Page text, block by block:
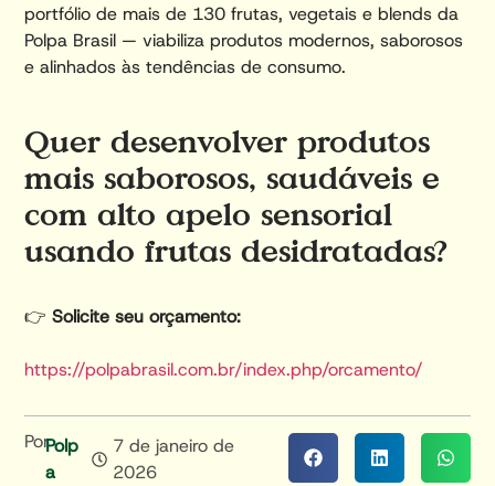
portfólio de mais de 130 frutas, vegetais e blends da
Polpa Brasil — viabiliza produtos modernos, saborosos
e alinhados às tendências de consumo.
Quer desenvolver produtos
mais saborosos, saudáveis e
com alto apelo sensorial
usando frutas desidratadas?
👉Solicite seu orçamento:
https://polpabrasil.com.br/index.php/orcamento/
PorPolp
A
7 de janeiro de
2026